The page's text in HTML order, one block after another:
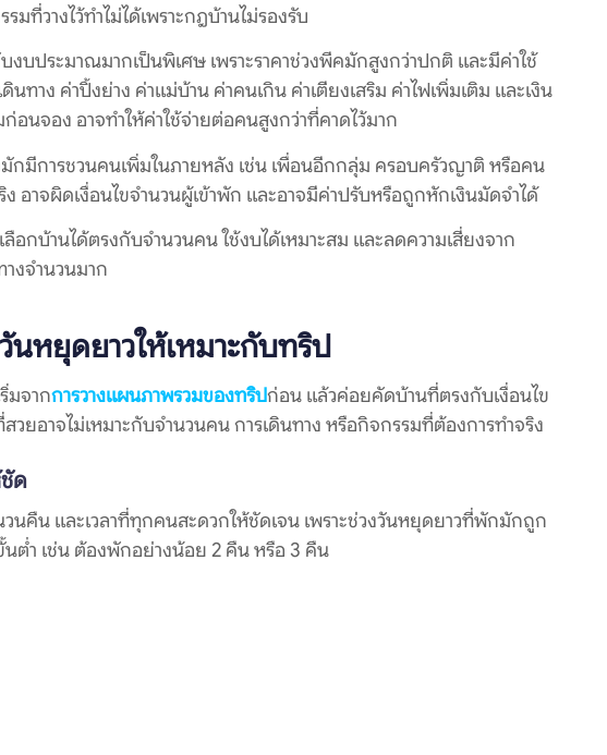
ที่วางไว้ทำไม่ได้เพราะกฎบ้านไม่รองรับ
บประมาณมากเป็นพิเศษ เพราะราคาช่วงพีคมักสูงกว่าปกติ และมีค่าใช้
นทาง ค่าปิ้งย่าง ค่าแม่บ้าน ค่าคนเกิน ค่าเตียงเสริม ค่าไฟเพิ่มเติม และเงิน
อนจอง อาจทำให้ค่าใช้จ่ายต่อคนสูงกว่าที่คาดไว้มาก
กมีการชวนคนเพิ่มในภายหลัง เช่น เพื่อนอีกกลุ่ม ครอบครัวญาติ หรือคน
อาจผิดเงื่อนไขจำนวนผู้เข้าพัก และอาจมีค่าปรับหรือถูกหักเงินมัดจำได้
อกบ้านได้ตรงกับจำนวนคน ใช้งบได้เหมาะสม และลดความเสี่ยงจาก
งจำนวนมาก
นหยุดยาวให้เหมาะกับทริป
มจากการวางแผนภาพรวมของทริปก่อน แล้วค่อยคัดบ้านที่ตรงกับเงื่อนไข
วยอาจไม่เหมาะกับจำนวนคน การเดินทาง หรือกิจกรรมที่ต้องการทำจริง
ด
นคืน และเวลาที่ทุกคนสะดวกให้ชัดเจน เพราะช่วงวันหยุดยาวที่พักมักถูก
ต่ำ เช่น ต้องพักอย่างน้อย 2 คืน หรือ 3 คืน